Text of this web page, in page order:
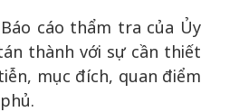
cáo thẩm tra của Ủy
thành với sự cần thiết
mục đích, quan điểm
vị thế kiến
Hội nhập
bản lĩnh
tạo | Kỳ 1:
hòa bình thể
quyết định